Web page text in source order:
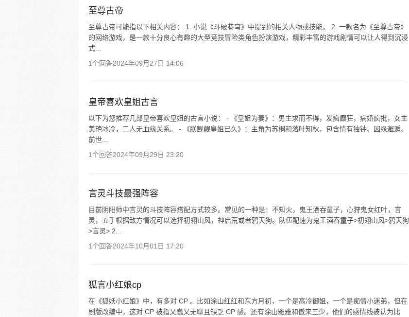
至尊古帝
至尊古帝可能指以下相关内容： 1. 小说《斗破巷穹》中提到的相关人物或技能。 2. 一款名为《至尊古帝》
的网络游戏，是一款十分良心有趣的大型竞技冒险类角色扮演游戏，精彩丰富的游戏剧情可以让人得到沉浸
式...
1个回答2024年09月27日 14:06
皇帝喜欢皇姐古言
以下为您推荐几部皇帝喜欢皇姐的古言小说： - 《皇姐为妻》：男主求而不得，发疯癫狂，病娇疯批，女主
美艳冰冷，二人无血缘关系。 - 《朕觊觎皇姐已久》：主角为苏桐和落叶知秋，包含情有独钟、因缘邂逅、
前世...
1个回答2024年09月29日 23:20
言灵斗技最强阵容
目前阴阳师中言灵的斗技阵容搭配方式较多。常见的一种是：不知火，鬼王酒吞童子，心狩鬼女红叶，言
灵，五手根据敌方情况可以选择初翎山风，神启荒或者鸦天狗。队伍配速为鬼王酒吞童子>初翎山风>鸦天狗
>言灵> 2...
1个回答2024年10月01日 17:20
狐言小红娘cp
在《狐妖小红娘》中，有多对 CP 。比如涂山红红和东方月初，一个是高冷御姐，一个是痴情小迷弟，但在
剧版改编中，这对 CP 被指又蠢又无聊且缺乏 CP 感。还有涂山雅雅和傲来三少，他们的感情线被认为比